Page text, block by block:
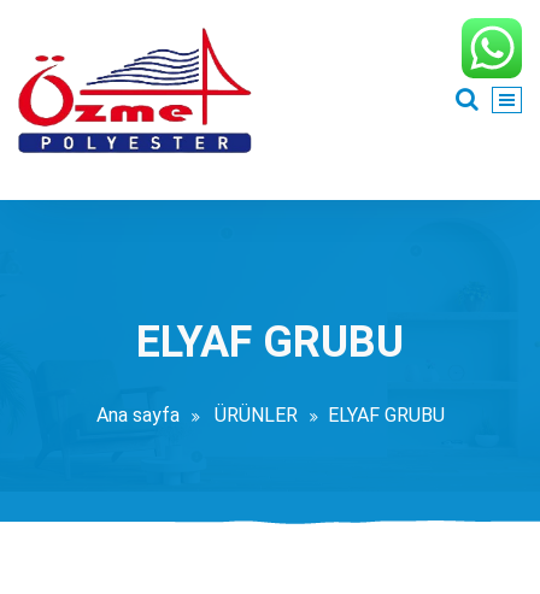
ELYAF GRUBU
Ana sayfa ÜRÜNLER ELYAF GRUBU